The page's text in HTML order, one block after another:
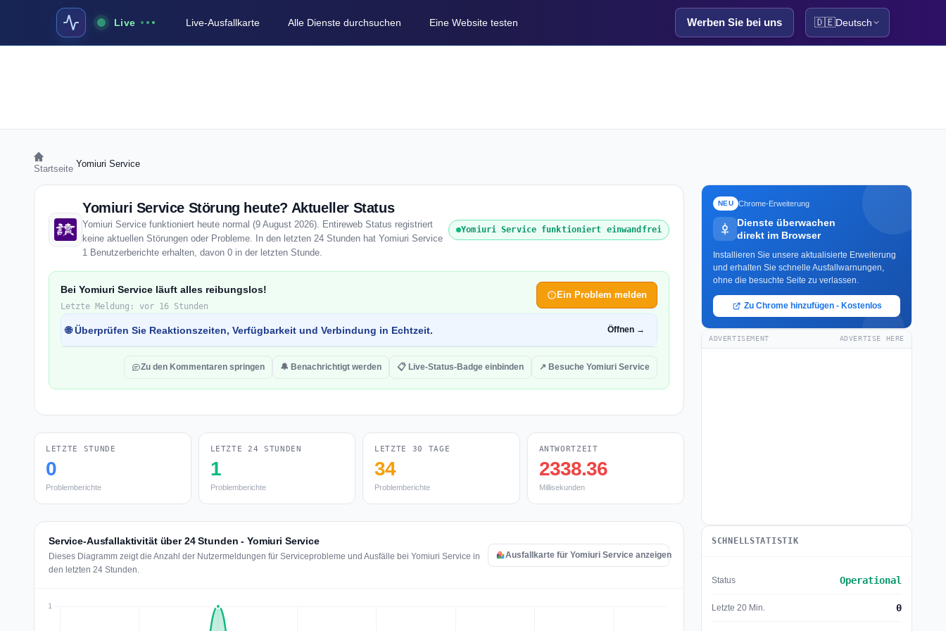
Live Live-Ausfallkarte Alle Dienste durchsuchen Eine Website testen Werben Sie bei uns 🇩🇪Deutsch
Startseite Yomiuri Service
Yomiuri Service Störung heute? Aktueller Status
Yomiuri Service funktioniert heute normal (9 August 2026). Entireweb Status registriert
keine aktuellen Störungen oder Probleme. In den letzten 24 Stunden hat Yomiuri Service
1 Benutzerberichte erhalten, davon 0 in der letzten Stunde.
Yomiuri Service funktioniert einwandfrei
Bei Yomiuri Service läuft alles reibungslos!
Letzte Meldung: vor 16 Stunden
Ein Problem melden
🌐 Überprüfen Sie Reaktionszeiten, Verfügbarkeit und Verbindung in Echtzeit. Öffnen →
Zu den Kommentaren springen 🔔 Benachrichtigt werden 📋 Live-Status-Badge einbinden ↗ Besuche Yomiuri Service
LETZTE STUNDE
0
Problemberichte
LETZTE 24 STUNDEN
1
Problemberichte
LETZTE 30 TAGE
34
Problemberichte
ANTWORTZEIT
2338.36
Millisekunden
Service-Ausfallaktivität über 24 Stunden - Yomiuri Service
Dieses Diagramm zeigt die Anzahl der Nutzermeldungen für Serviceprobleme und Ausfälle bei Yomiuri Service in
den letzten 24 Stunden.
Ausfallkarte für Yomiuri Service anzeigen
NEU Chrome-Erweiterung
Dienste überwachen
direkt im Browser
Installieren Sie unsere aktualisierte Erweiterung
und erhalten Sie schnelle Ausfallwarnungen,
ohne die besuchte Seite zu verlassen.
Zu Chrome hinzufügen - Kostenlos
ADVERTISEMENT ADVERTISE HERE
SCHNELLSTATISTIK
Status Operational
Letzte 20 Min. 0